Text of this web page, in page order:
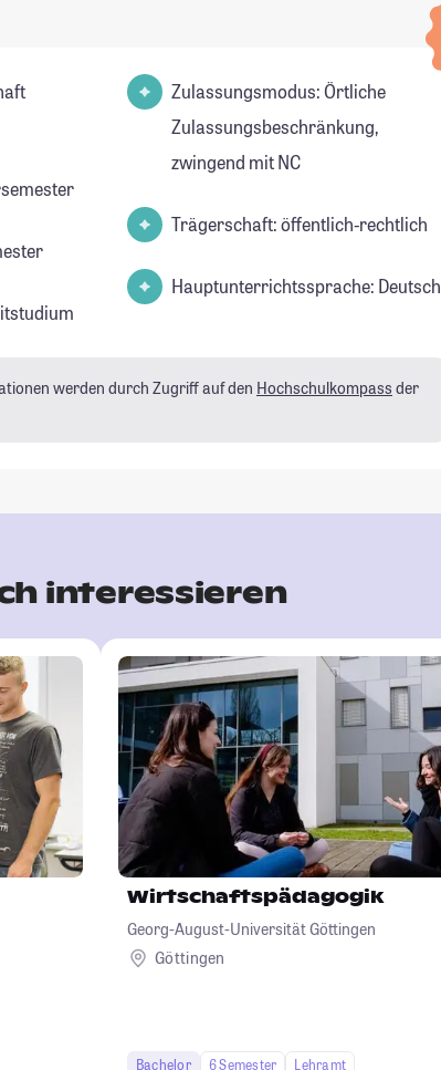
Zulassungsmodus: Örtliche
Zulassungsbeschränkung,
zwingend mit NC
Trägerschaft: öffentlich-rechtlich
Hauptunterrichtssprache: Deutsch
werden durch Zugriff auf den Hochschulkompass der
interessieren
Wirtschaftspädagogik
Georg-August-Universität Göttingen
Göttingen
Bachelor 6 Semester
Lehramt